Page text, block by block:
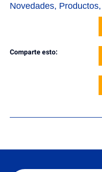
Novedades, Productos,
Comparte esto: